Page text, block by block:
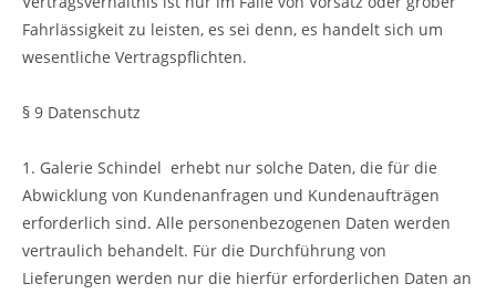
Fahrlässigkeit zu leisten, es sei denn, es handelt sich um
wesentliche Vertragspflichten.
§ 9 Datenschutz
1. Galerie Schindel erhebt nur solche Daten, die für die
Abwicklung von Kundenanfragen und Kundenaufträgen
erforderlich sind. Alle personenbezogenen Daten werden
vertraulich behandelt. Für die Durchführung von
Lieferungen werden nur die hierfür erforderlichen Daten an